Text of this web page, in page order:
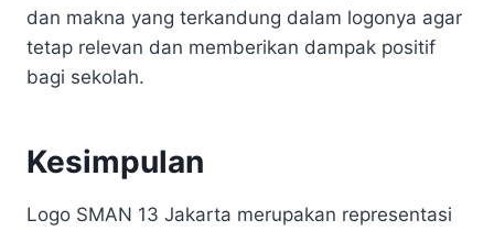
dan makna yang terkandung dalam logonya agar
tetap relevan dan memberikan dampak positif
bagi sekolah.
Kesimpulan
Logo SMAN 13 Jakarta merupakan representasi